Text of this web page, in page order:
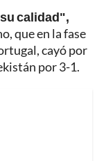
calidad",
que en la fase
cayó por
por 3-1.